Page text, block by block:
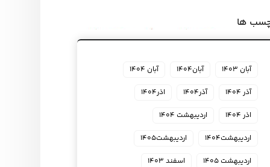
ها
آبان ۱۴۰۳ آبان۱۴۰۴
آبان ۱۴۰۴
آذر ۱۴۰۴
آذر۱۴۰۴
اذر۱۴۰۴
اذر ۱۴۰۴
اردیبهشت ۱۴۰۴
اردیبهشت۱۴۰۴
اردیبهشت۱۴۰۵
اردیبهشت ۱۴۰۵
اسفند ۱۴۰۳